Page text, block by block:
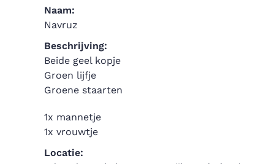
Naam:
Navruz
Beschrijving:
Beide geel kopje
Groen lijfje
Groene staarten
1x mannetje
1x vrouwtje
Locatie: